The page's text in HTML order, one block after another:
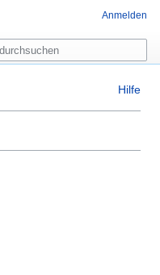
Hilfe
Anmelden